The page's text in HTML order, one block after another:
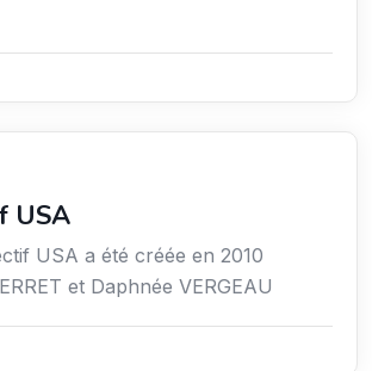
USA
USA a été créée en 2010
et Daphnée VERGEAU